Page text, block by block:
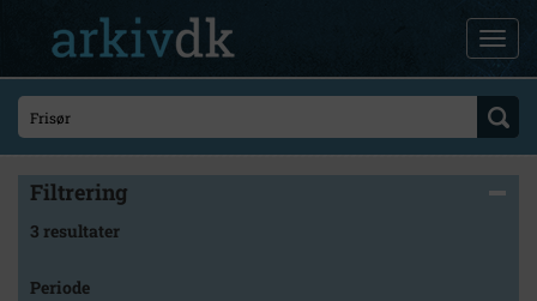
Filtrering
3 resultater
Periode